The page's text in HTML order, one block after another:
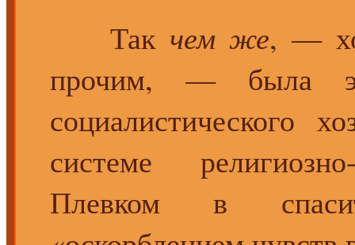
Так чем же, —
прочим, — была
социалистического
системе
Плевком в